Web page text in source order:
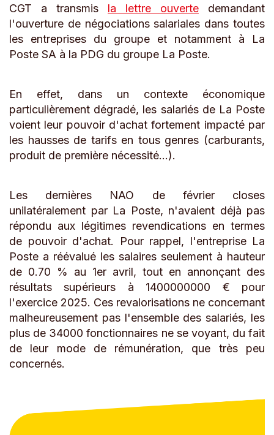
CGT a transmis la lettre ouverte demandant
l'ouverture de négociations salariales dans toutes
les entreprises du groupe et notamment à La
Poste SA à la PDG du groupe La Poste.
En effet, dans un contexte économique
particulièrement dégradé, les salariés de La Poste
voient leur pouvoir d'achat fortement impacté par
les hausses de tarifs en tous genres (carburants,
produit de première nécessité...).
Les dernières NAO de février closes
unilatéralement par La Poste, n'avaient déjà pas
répondu aux légitimes revendications en termes
de pouvoir d'achat. Pour rappel, l'entreprise La
Poste a réévalué les salaires seulement à hauteur
de 0.70 % au 1er avril, tout en annonçant des
résultats supérieurs à 1400000000 € pour
l'exercice 2025. Ces revalorisations ne concernant
malheureusement pas l'ensemble des salariés, les
plus de 34000 fonctionnaires ne se voyant, du fait
de leur mode de rémunération, que très peu
concernés.